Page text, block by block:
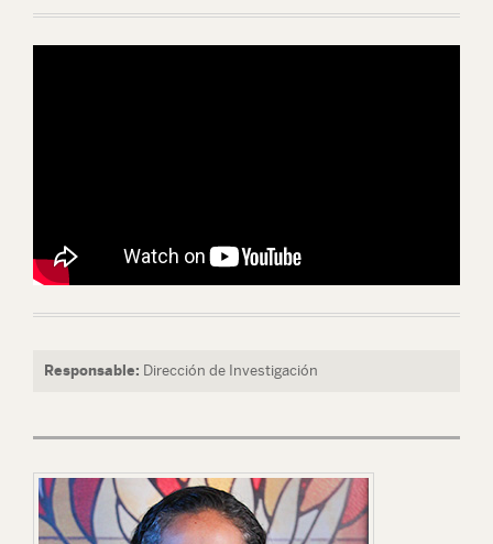
Responsable: Dirección de Investigación